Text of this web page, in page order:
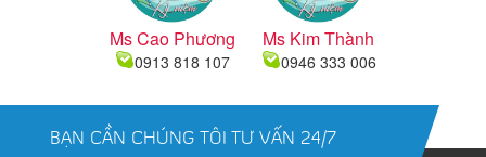
Ms Cao Phương
0913 818 107
Ms Kim Thành
0946 333 006
BẠN CẦN CHÚNG TÔI TƯ VẤN 24/7